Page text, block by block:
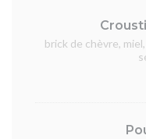
brick de chèvre,